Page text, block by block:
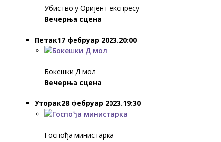
Убиство у Оријент експресу
Вечерња сцена
Петак17 фебруар 2023.20:00
Бокешки Д мол
Вечерња сцена
Уторак28 фебруар 2023.19:30
Госпођа министарка